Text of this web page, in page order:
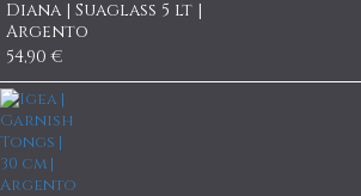
Diana | Suaglass 5 lt |
Argento
54,90 €